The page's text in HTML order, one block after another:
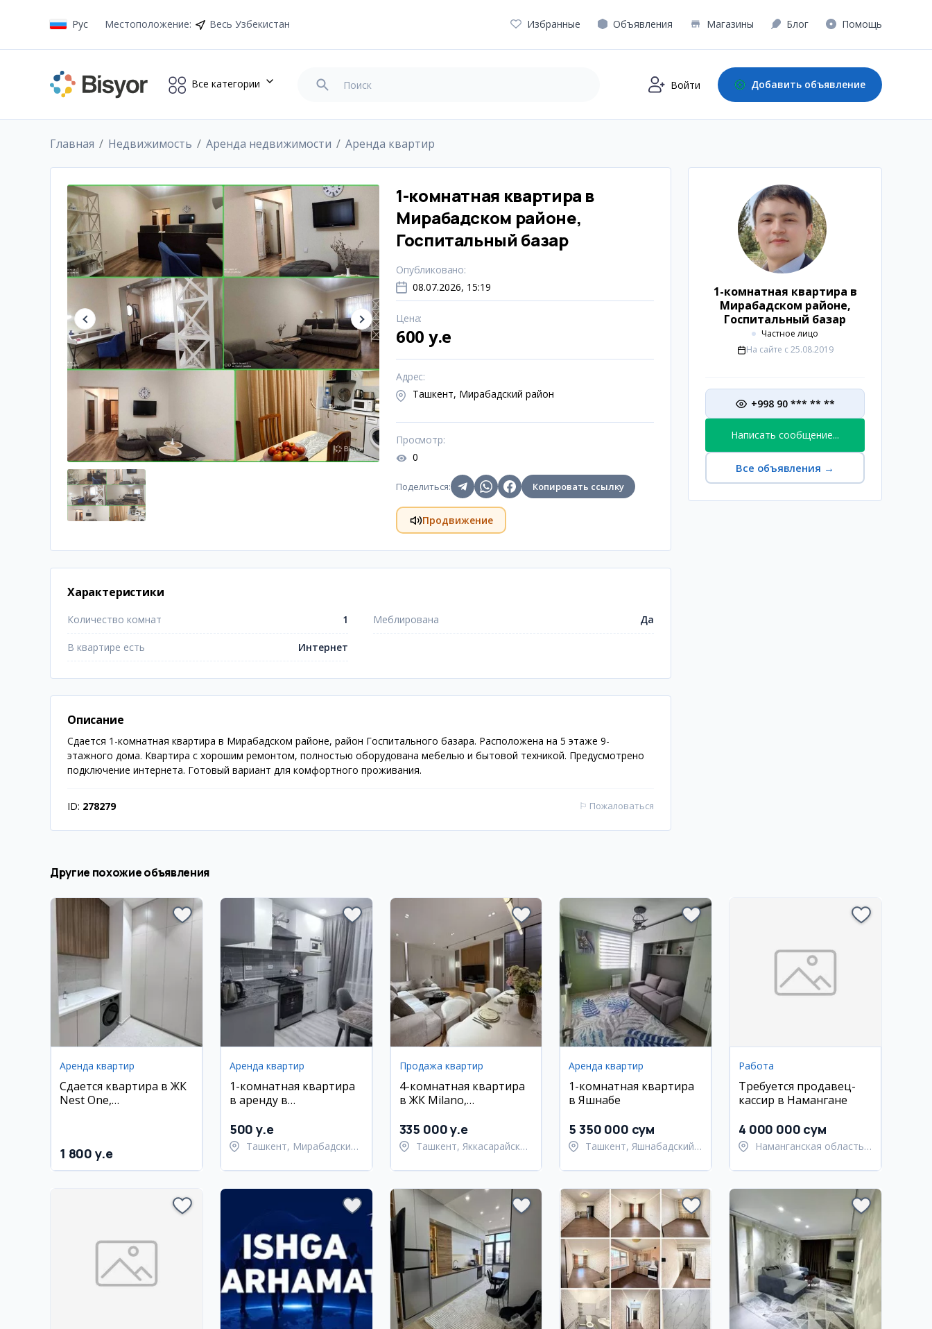
Рус Местоположение: Весь Узбекистан Избранные Объявления Магазины Блог Помощь
Все категории Войти Добавить объявление
Главная Недвижимость Аренда недвижимости Аренда квартир
1-комнатная квартира в
Мирабадском районе,
Госпитальный базар
Опубликовано:
08.07.2026, 15:19
Цена:
600 y.e
Адрес:
Ташкент, Мирабадский район
Просмотр:
0
Поделиться: Копировать ссылку
Продвижение
Характеристики
Количество комнат 1 Меблирована Да
В квартире есть Интернет
Описание
Сдается 1-комнатная квартира в Мирабадском районе, район Госпитального базара. Расположена на 5 этаже 9-
этажного дома. Квартира с хорошим ремонтом, полностью оборудована мебелью и бытовой техникой. Предусмотрено
подключение интернета. Готовый вариант для комфортного проживания.
ID: 278279 ⚐ Пожаловаться
1-комнатная квартира в
Мирабадском районе,
Госпитальный базар
Частное лицо
На сайте с 25.08.2019
+998 90 *** ** **
Написать сообщение...
Все объявления →
Другие похожие объявления
Аренда квартир
Сдается квартира в ЖК
Nest One,
1 800 y.e
Аренда квартир
1-комнатная квартира
в аренду в
500 y.e
Ташкент, Мирабадский
Продажа квартир
4-комнатная квартира
в ЖК Milano,
135 кв.м
335 000 y.e
Ташкент, Яккасарайский
Аренда квартир
1-комнатная квартира
в Яшнабе
5 350 000 сум
Ташкент, Яшнабадский
Работа
Требуется продавец-
кассир в Намангане
4 000 000 сум
Наманганская область,